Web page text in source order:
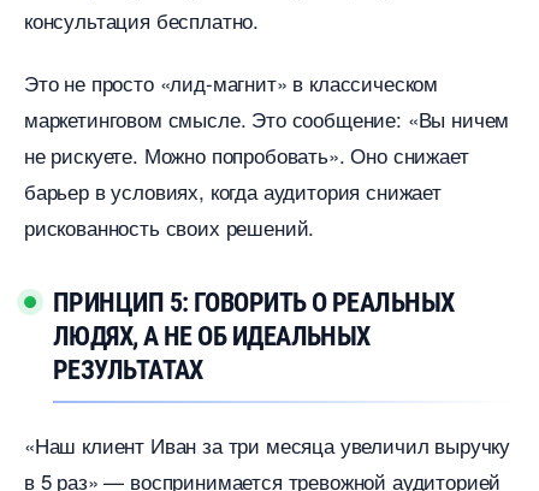
консультация бесплатно.
Это не просто «лид-магнит» в классическом
маркетинговом смысле. Это сообщение: «Вы ничем
не рискуете. Можно попробовать». Оно снижает
арьер в условиях, когда аудитория снижает
рискованность своих решений.
ПРИНЦИП 5: ГОВОРИТЬ О РЕАЛЬНЫХ
ЛЮДЯХ, А НЕ ОБ ИДЕАЛЬНЫХ
РЕЗУЛЬТАТАХ
«Наш клиент Иван за три месяца увеличил выручку
5 раз» — воспринимается тревожной аудиторией